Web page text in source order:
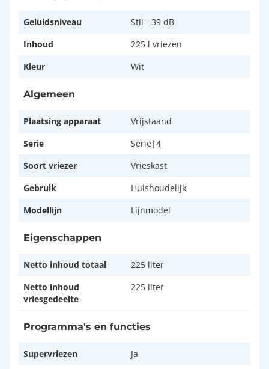
Geluidsniveau
Stil - 39 dB
Inhoud
225 l vriezen
Kleur
Wit
Algemeen
Plaatsing apparaat
Vrijstaand
Serie
Serie|4
Soort vriezer
Vrieskast
Gebruik
Huishoudelijk
Modellijn
Lijnmodel
Eigenschappen
Netto inhoud totaal
225 liter
Netto inhoud
vriesgedeelte
225 liter
Programma's en functies
Supervriezen
Ja